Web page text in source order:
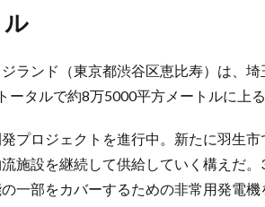
ル
ランド（東京都渋谷区恵比寿）は、埼
タルで約8万5000平方メートルに上る
プロジェクトを進行中。新たに羽生市
施設を継続して供給していく構えだ。
一部をカバーするための非常用発電機